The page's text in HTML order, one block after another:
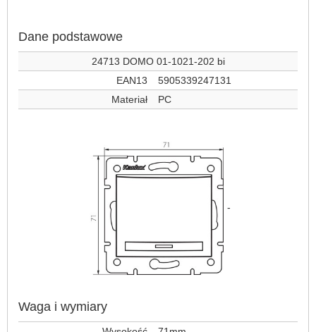
Dane podstawowe
24713 DOMO 01-1021-202 bi
EAN13
5905339247131
Materiał
PC
-
Waga i wymiary